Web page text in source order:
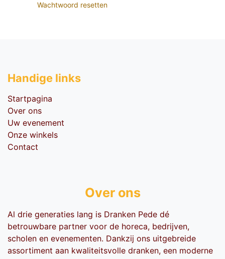
Wachtwoord resetten
Handige li​nks
Startpagina
Over ons
Uw evenement
Onze winkels
Contact
Over ons
Al drie generaties lang is Dranken Pede dé
betrouwbare partner voor de horeca, bedrijven,
scholen en evenementen. Dankzij ons uitgebreide
assortiment aan kwaliteitsvolle dranken, een moderne